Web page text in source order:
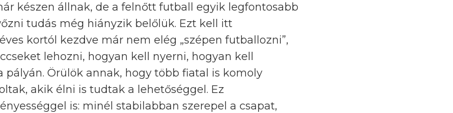
készen állnak, de a felnőtt futball egyik legfontosabb
tudás még hiányzik belőlük. Ezt kell itt
kortól kezdve már nem elég „szépen futballozni”,
lehozni, hogyan kell nyerni, hogyan kell
Örülök annak, hogy több fiatal is komoly
akik élni is tudtak a lehetőséggel. Ez
is: minél stabilabban szerepel a csapat,